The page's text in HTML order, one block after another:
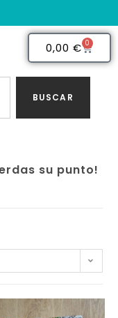
0,00 € 0
BUSCAR
su punto!